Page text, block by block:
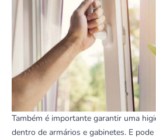
Também é importante garantir uma
dentro de armários e gabinetes. E